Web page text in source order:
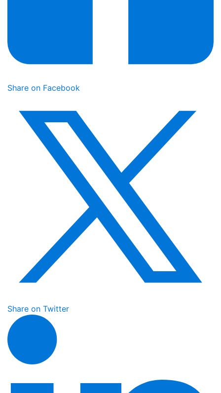
Share on Facebook
Share on Twitter